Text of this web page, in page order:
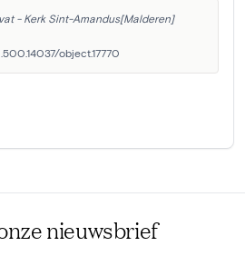
- Kerk Sint-Amandus[Malderen]
object.17770
nieuwsbrief